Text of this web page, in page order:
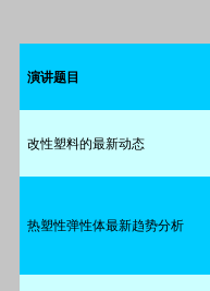
演讲题目
改性塑料的最新动态
热塑性弹性体最新趋势分析